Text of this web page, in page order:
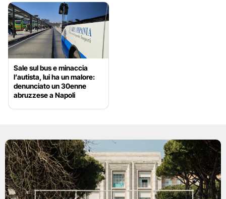
Sale sul bus e minaccia
l’autista, lui ha un malore:
denunciato un 30enne
abruzzese a Napoli